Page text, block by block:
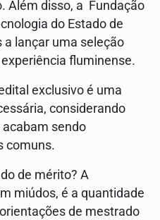
Além disso, a Fundação
do Estado de
a lançar uma seleção
fluminense.
exclusivo é uma
considerando
sendo
comuns.
de mérito? A
miúdos, é a quantidade
de mestrado